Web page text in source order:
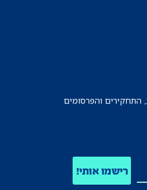
התחקירים והפרסומים
רישמו אותי!